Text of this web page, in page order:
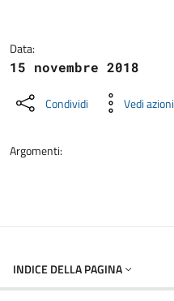
Data:
15 novembre 2018
Condividi Vedi azioni
Argomenti:
INDICE DELLA PAGINA